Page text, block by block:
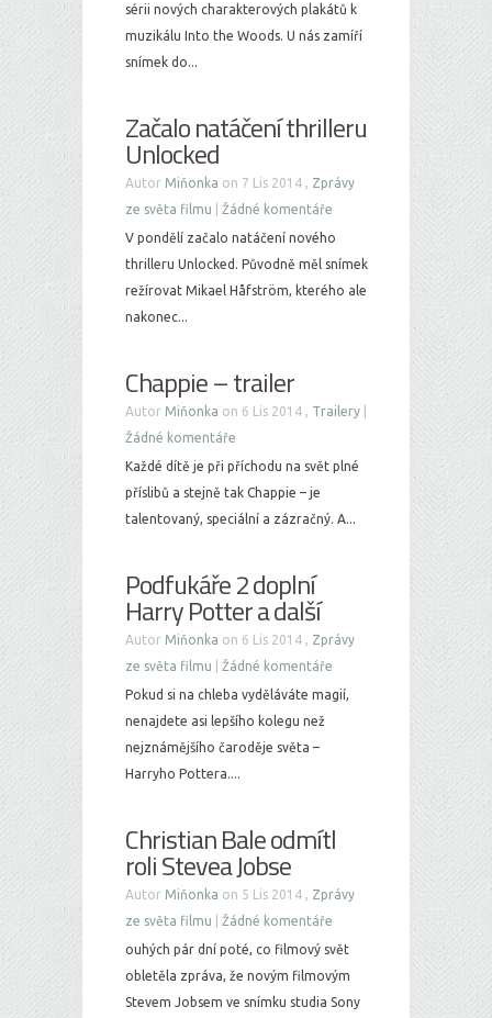
sérii nových charakterových plakátů k
muzikálu Into the Woods. U nás zamíří
snímek do...
Začalo natáčení thrilleru
Unlocked
Autor Miňonka on 7 Lis 2014 , Zprávy
ze světa filmu
Žádné komentáře
V pondělí začalo natáčení nového
thrilleru Unlocked. Původně měl snímek
režírovat Mikael Håfström, kterého ale
nakonec...
Chappie – trailer
Autor Miňonka on 6 Lis 2014 , Trailery
Žádné komentáře
Každé dítě je při příchodu na svět plné
příslibů a stejně tak Chappie – je
talentovaný, speciální a zázračný. A...
Podfukáře 2 doplní
Harry Potter a další
Autor Miňonka on 6 Lis 2014 , Zprávy
ze světa filmu
Žádné komentáře
Pokud si na chleba vyděláváte magií,
nenajdete asi lepšího kolegu než
nejznámějšího čaroděje světa –
Harryho Pottera....
Christian Bale odmítl
roli Stevea Jobse
Autor Miňonka on 5 Lis 2014 , Zprávy
ze světa filmu
Žádné komentáře
ouhých pár dní poté, co filmový svět
obletěla zpráva, že novým filmovým
Stevem Jobsem ve snímku studia Sony